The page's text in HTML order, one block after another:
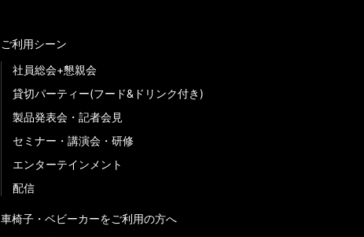
ご利用シーン
社員総会+懇親会
貸切パーティー(フード&ドリンク付き)
製品発表会・記者会見
セミナー・講演会・研修
エンターテインメント
配信
車椅子・ベビーカーをご利用の方へ